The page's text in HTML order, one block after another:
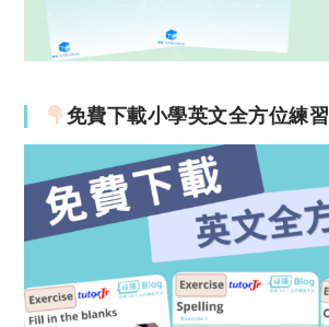
免費下載小學英文全方位練習